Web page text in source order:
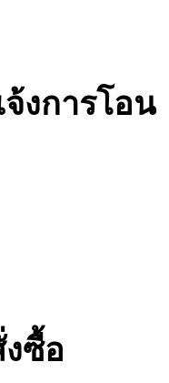
งการโอน
ซื้อ